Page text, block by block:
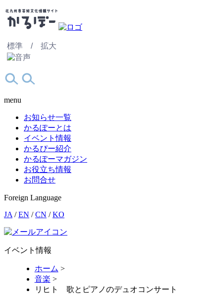
標準 / 拡大
menu
お知らせ一覧
かるぽーとは
イベント情報
かるぴー紹介
かるぽーマガジン
お役立ち情報
お問合せ
Foreign Language
JA /EN /CN /KO
イベント情報
ホーム >
音楽 >
リヒト 歌とピアノのデュオコンサート